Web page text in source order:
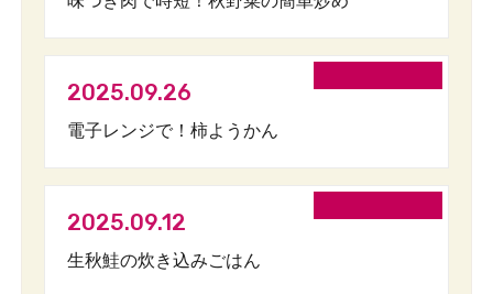
2025.09.26
電子レンジで！柿ようかん
2025.09.12
生秋鮭の炊き込みごはん